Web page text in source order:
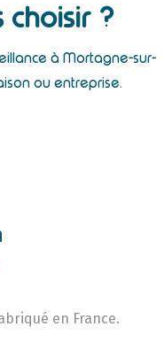
?
à Mortagne-sur-
ou entreprise.
en France.